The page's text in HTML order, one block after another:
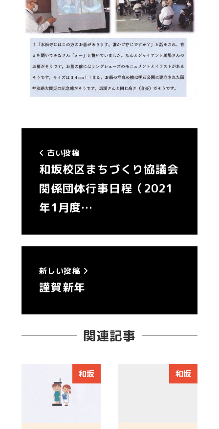
古い投稿
和坂校区まちづくり協議会
関係団体行事日程（2021
年1月度…
新しい投稿
謹賀新年
関連記事
和坂 和坂